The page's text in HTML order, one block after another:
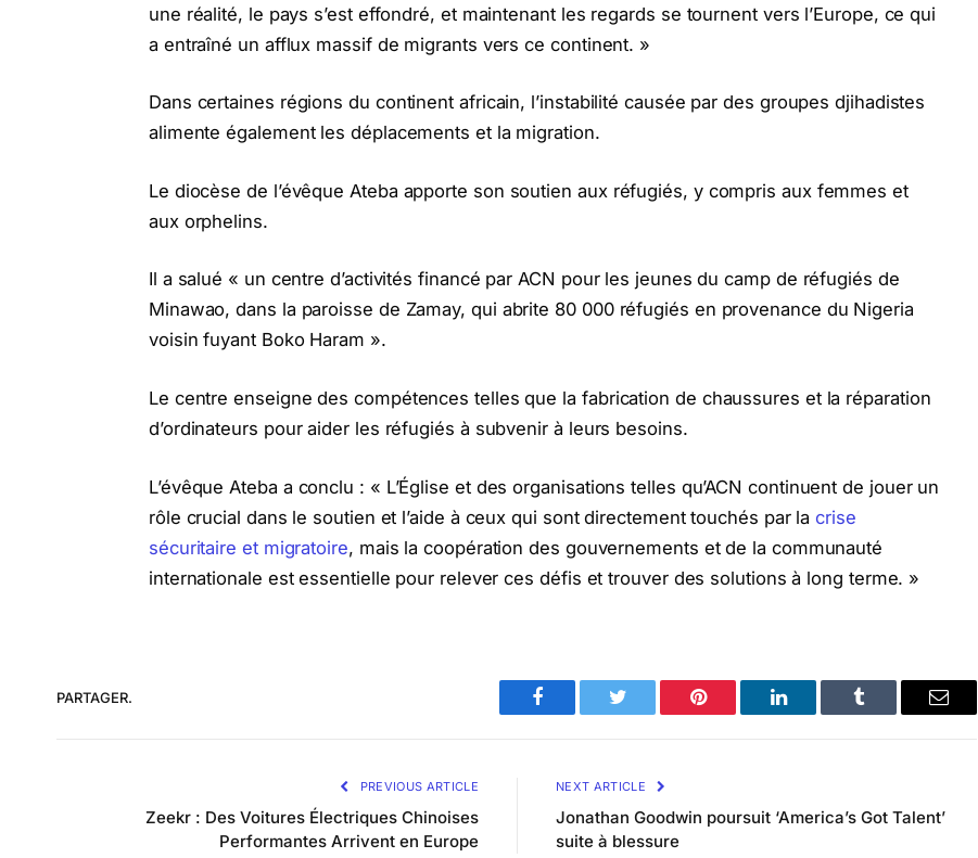
une réalité, le pays s’est effondré, et maintenant les regards se tournent vers l’Europe, ce qui
a entraîné un afflux massif de migrants vers ce continent. »
Dans certaines régions du continent africain, l’instabilité causée par des groupes djihadistes
alimente également les déplacements et la migration.
Le diocèse de l’évêque Ateba apporte son soutien aux réfugiés, y compris aux femmes et
aux orphelins.
Il a salué « un centre d’activités financé par ACN pour les jeunes du camp de réfugiés de
Minawao, dans la paroisse de Zamay, qui abrite 80 000 réfugiés en provenance du Nigeria
voisin fuyant Boko Haram ».
Le centre enseigne des compétences telles que la fabrication de chaussures et la réparation
d’ordinateurs pour aider les réfugiés à subvenir à leurs besoins.
L’évêque Ateba a conclu : « L’Église et des organisations telles qu’ACN continuent de jouer un
rôle crucial dans le soutien et l’aide à ceux qui sont directement touchés par lacrise
sécuritaire et migratoire, mais la coopération des gouvernements et de la communauté
internationale est essentielle pour relever ces défis et trouver des solutions à long terme. »
PARTAGER.
Facebook Twitter Pinterest LinkedIn Tumblr Email
PREVIOUS ARTICLE
Zeekr : Des Voitures Électriques Chinoises
Performantes Arrivent en Europe
NEXT ARTICLE
Jonathan Goodwin poursuit ‘America’s Got Talent’
suite à blessure